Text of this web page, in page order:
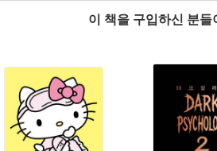
이 책을 구입하신 분